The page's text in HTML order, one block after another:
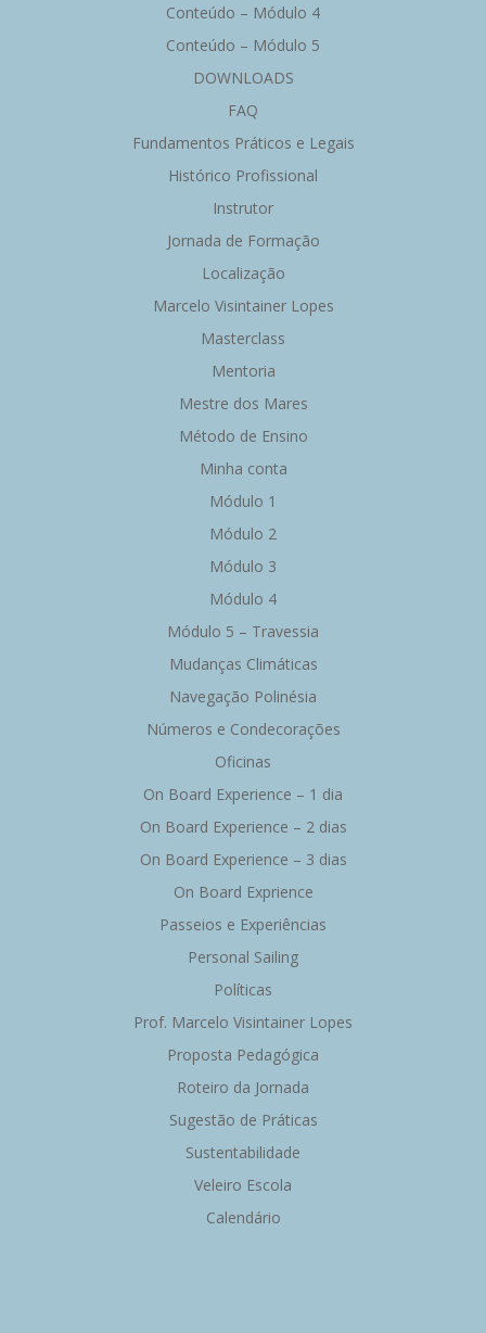
Conteúdo – Módulo 4
Conteúdo – Módulo 5
DOWNLOADS
FAQ
Fundamentos Práticos e Legais
Histórico Profissional
Instrutor
Jornada de Formação
Localização
Marcelo Visintainer Lopes
Masterclass
Mentoria
Mestre dos Mares
Método de Ensino
Minha conta
Módulo 1
Módulo 2
Módulo 3
Módulo 4
Módulo 5 – Travessia
Mudanças Climáticas
Navegação Polinésia
Números e Condecorações
Oficinas
On Board Experience – 1 dia
On Board Experience – 2 dias
On Board Experience – 3 dias
On Board Exprience
Passeios e Experiências
Personal Sailing
Políticas
Prof. Marcelo Visintainer Lopes
Proposta Pedagógica
Roteiro da Jornada
Sugestão de Práticas
Sustentabilidade
Veleiro Escola
Calendário